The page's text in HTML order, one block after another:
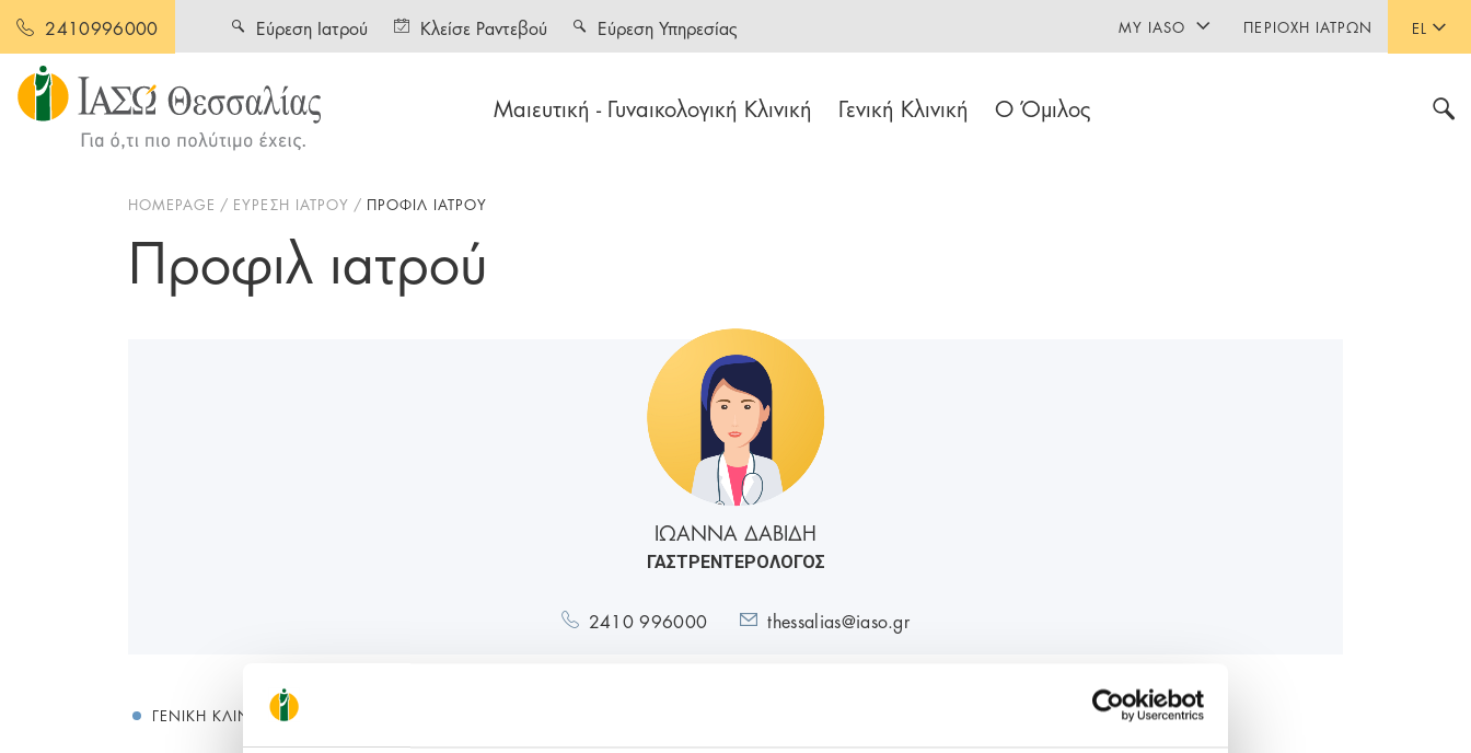
2410996000 EL
Μαιευτική - Γυναικολογική Κλινική Γενική Κλινική Ο Όμιλος
Εύρεση Ιατρού Κλείσε Ραντεβού Εύρεση Υπηρεσίας MY IASO ΠΕΡΙΟΧΉ ΙΑΤΡΏΝ
HOMEPAGE ΕΥΡΕΣΗ ΙΑΤΡΟΥ ΠΡΟΦΙΛ ΙΑΤΡΟΥ
Προφιλ ιατρού
ΙΩΑΝΝΑ ΔΑΒΙΔΗ
ΓΑΣΤΡΕΝΤΕΡΟΛΟΓΟΣ
2410 996000 thessalias@iaso.gr
ΓΕΝΙΚΉ ΚΛΙΝΙΚΉ